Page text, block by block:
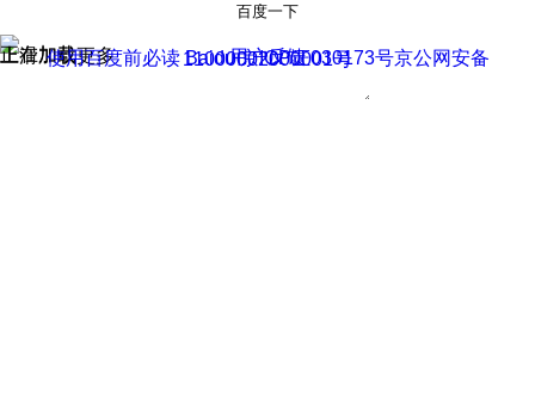
百度一下
正在加载
上滑加载更多 用户反馈
使用百度前必读 Baidu 京ICP证030173号
京公网安备11000002000001号